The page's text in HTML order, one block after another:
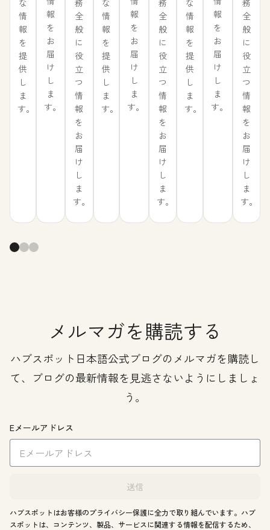
情
報
を
提
供
し
ま
す。
報
を
お
届
け
し
ま
す。
全
般
に
役
立
つ
情
報
を
お
届
け
し
ま
す。
情
報
を
提
供
し
ま
す。
報
を
お
届
け
し
ま
す。
全
般
に
役
立
つ
情
報
を
お
届
け
し
ま
す。
情
報
を
提
供
し
ま
す。
報
を
お
届
け
し
ま
す。
全
般
に
役
立
つ
情
報
を
お
届
け
し
ま
す。
メルマガを購読する
ハブスポット日本語公式ブログのメルマガを購読し
て、ブログの最新情報を見逃さないようにしましょ
う。
Eメールアドレス
送信
ハブスポットはお客様のプライバシー保護に全力で取り組んでいます。ハブ
スポットは、コンテンツ、製品、サービスに関連する情報を配信するため、